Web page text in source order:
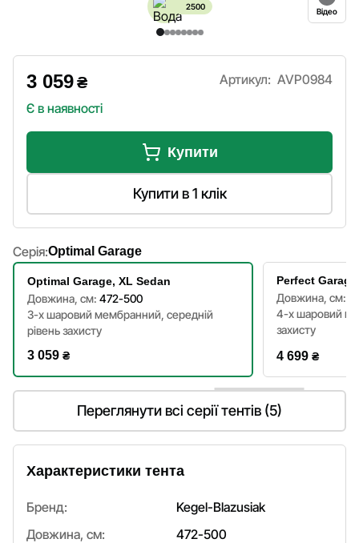
2500 Відео
3 059₴
Є в наявності
Артикул: AVP0984
Купити
Купити в 1 клік
Серія:Optimal Garage
Optimal Garage, XL Sedan
Довжина, см: 472-500
3-х шаровий мембранний, середній
рівень захисту
3 059 ₴
Perfect
Довжина, см:
4-х шаровий
захисту
4 699 ₴
Переглянути всі серії тентів (5)
Характеристики тента
Бренд:
Kegel-Blazusiak
Довжина, см:
472-500